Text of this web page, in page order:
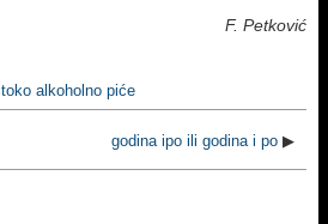
F. Petković
alkoholno piće
godina ipo ili godina i po ▶